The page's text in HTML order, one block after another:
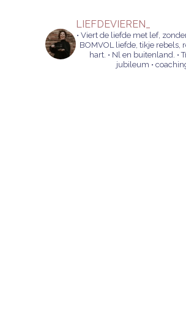
LIEFDEVIEREN_
• Viert de liefde met lef,
BOMVOL liefde, tikje rebels,
hart. • Nl en buitenland. •
jubileum •